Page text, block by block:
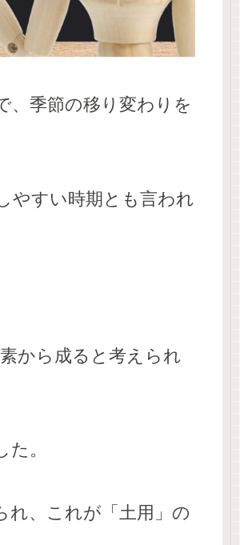
、季節の移り変わりを
やすい時期とも言われ
から成ると考えられ
。
れ、これが「土用」の